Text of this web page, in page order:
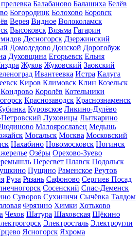
Балабаново Балашиха Белёв
Богородицк Болохово Боровск
Верея Видное Волоколамск
Высоковск Вязьма Гагарин
Десногорск Дзержинский
Домодедово Донской Дорогобуж
Духовщина Егорьевск Ельня
Жуков Жуковский Заокский
Ивантеевка Истра Калуга
Киров Климовск Клин Козельск
Кондрово Королёв Котельники
Краснозаводск Краснознаменск
Куровское Ликино-Дулёво
Луховицы Лыткарино
Малоярославец Медынь
Мосальск Москва Московский
Нахабино Новомосковск Ногинск
Озёры Орехово-Зуево
Пересвет Плавск Подольск
Пущино Раменское Реутов
Руза Рязань Сафоново Сергиев Посад
Сосенский Спас-Деменск
Суворов Сухиничи Сычёвка Талдом
Фрязино Химки Хотьково
Чехов Шатура Шаховская Щёкино
Электросталь Электроугли
Ясногорск Яхрома